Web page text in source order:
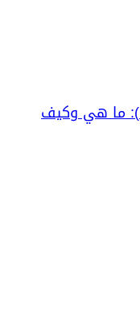
ربحية السهم الأساسية (EPS): ما هي وكيف